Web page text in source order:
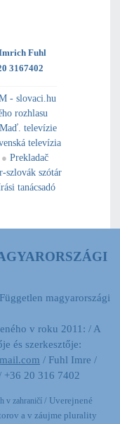
Fuhl
3167402
- slovaci.hu
rozhlasu
televízie
televízia
● Prekladač
szlovák szótár
tanácsadó
magyarországi
v roku 2011: / A
és szerkesztője:
/ Fuhl Imre /
+36 20 316 7402
v zahraničí / Uverejnené
a v záujme plurality